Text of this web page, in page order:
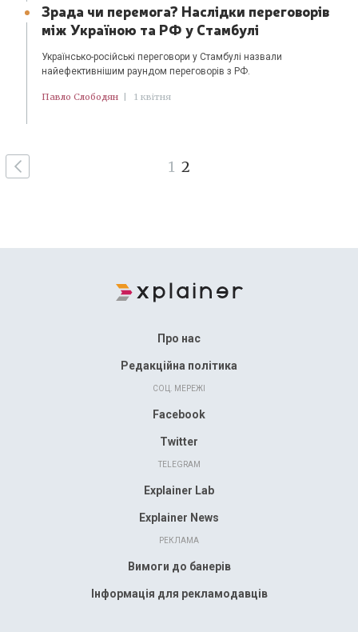
Зрада чи перемога? Наслідки переговорів
між Україною та РФ у Стамбулі
Українсько-російські переговори у Стамбулі назвали
найефективнішим раундом переговорів з РФ.
Павло Слободян 1 квітня
1 2
Про нас
Редакційна політика
СОЦ. МЕРЕЖІ
Facebook
Twitter
TELEGRAM
Explainer Lab
Explainer News
РЕКЛАМА
Вимоги до банерів
Інформація для рекламодавців